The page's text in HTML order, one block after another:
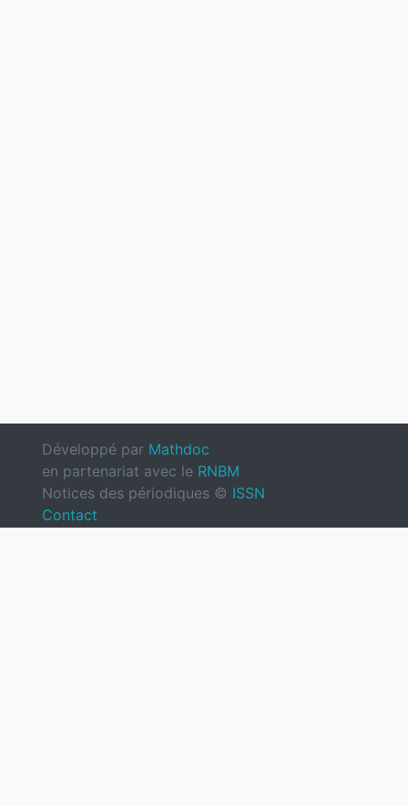
Développé par Mathdoc
en partenariat avec le RNBM
Notices des périodiques © ISSN
Contact